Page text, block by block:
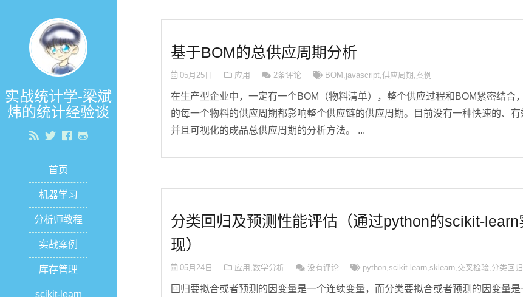
实战统计学-梁斌
炜的统计经验谈
首页
机器学习
分析师教程
实战案例
库存管理
scikit-learn
基于BOM的总供应周期分析
05月25日 应用 2条评论 BOM ,javascript,供应周期 ,案例
在生产型企业中，一定有一个BOM（物料清单），整个供应过程和BOM紧密结合
的每一个物料的供应周期都影响整个供应链的供应周期。目前没有一种快速的、有
并且可视化的成品总供应周期的分析方法。 ...
分类回归及预测性能评估（通过python的scikit-learn
现）
05月24日 应用 ,数学分析 没有评论 python,scikit-learn,sklearn,交叉检验,分类回归
回归要拟合或者预测的因变量是一个连续变量，而分类要拟合或者预测的因变量是